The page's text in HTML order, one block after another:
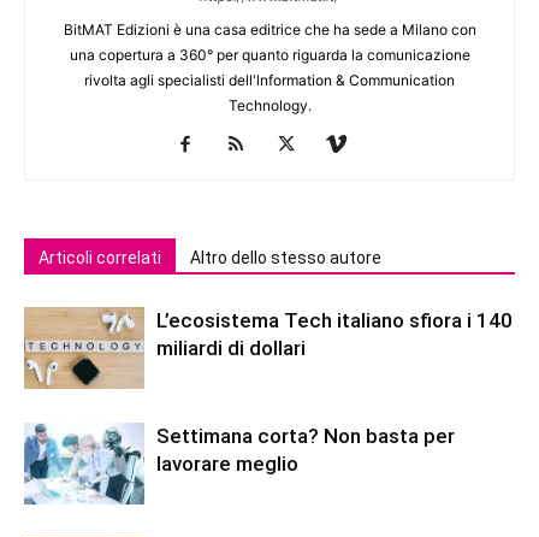
BitMAT Edizioni è una casa editrice che ha sede a Milano con
una copertura a 360° per quanto riguarda la comunicazione
rivolta agli specialisti dell'lnformation & Communication
Technology.
Articoli correlati Altro dello stesso autore
L’ecosistema Tech italiano sfiora i 140
miliardi di dollari
Settimana corta? Non basta per
lavorare meglio